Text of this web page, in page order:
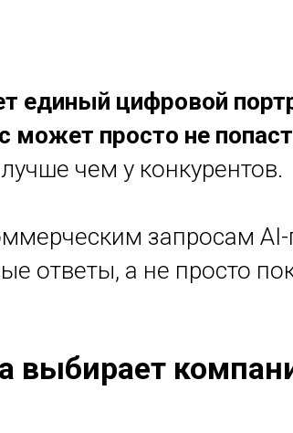
единый цифровой
может просто не
чем у конкурентов.
запросам
ответы, а не просто
выбирает